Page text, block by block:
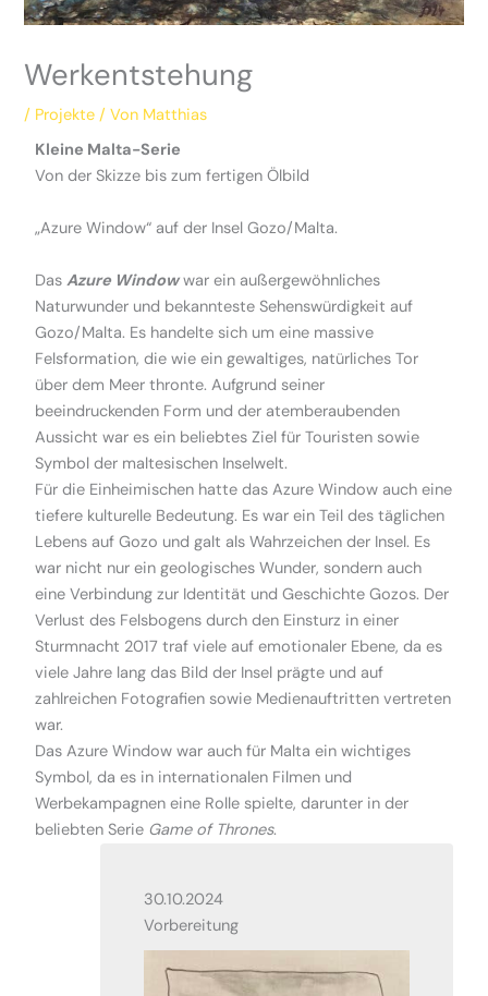
Werkentstehung
/ Projekte / Von Matthias
Kleine Malta-Serie
Von der Skizze bis zum fertigen Ölbild
„Azure Window“ auf der Insel Gozo/Malta.
DasAzure Windowwar ein außergewöhnliches
Naturwunder und bekannteste Sehenswürdigkeit auf
Gozo/Malta. Es handelte sich um eine massive
Felsformation, die wie ein gewaltiges, natürliches Tor
über dem Meer thronte. Aufgrund seiner
beeindruckenden Form und der atemberaubenden
Aussicht war es ein beliebtes Ziel für Touristen sowie
Symbol der maltesischen Inselwelt.
Für die Einheimischen hatte das Azure Window auch eine
tiefere kulturelle Bedeutung. Es war ein Teil des täglichen
Lebens auf Gozo und galt als Wahrzeichen der Insel. Es
war nicht nur ein geologisches Wunder, sondern auch
eine Verbindung zur Identität und Geschichte Gozos. Der
Verlust des Felsbogens durch den Einsturz in einer
Sturmnacht 2017 traf viele auf emotionaler Ebene, da es
viele Jahre lang das Bild der Insel prägte und auf
zahlreichen Fotografien sowie Medienauftritten vertreten
war.
Das Azure Window war auch für Malta ein wichtiges
Symbol, da es in internationalen Filmen und
Werbekampagnen eine Rolle spielte, darunter in der
beliebten Serie Game of Thrones.
30.10.2024
Vorbereitung